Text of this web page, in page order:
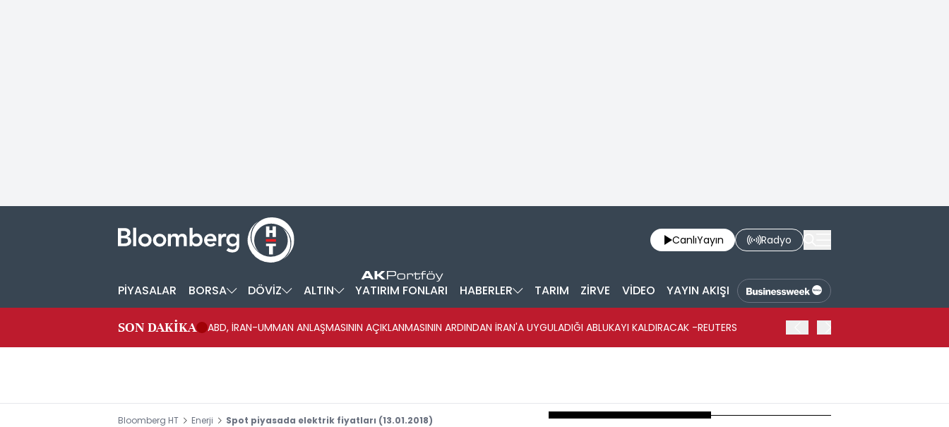
CanlıYayın Radyo
PİYASALAR BORSA DÖVİZ ALTIN YATIRIM FONLARI HABERLER TARIM ZİRVE VİDEO YAYIN AKIŞI
SON DAKİKA ABD, İRAN-UMMAN ANLAŞMASININ AÇIKLANMASININ ARDINDAN İRAN'A UYGULADIĞI ABLUKAYI KALDIRACAK -REUTERS
Bloomberg HT Enerji Spot piyasada elektrik fiyatları (13.01.2018)